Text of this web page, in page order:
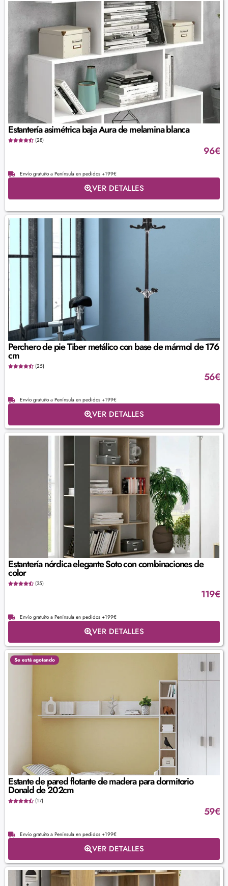
Estantería asimétrica baja Aura de melamina blanca
(28)
96€
Envío gratuito a Península en pedidos +199€
VER DETALLES
Perchero de pie Tiber metálico con base de mármol de 176
cm
(25)
56€
Envío gratuito a Península en pedidos +199€
VER DETALLES
Estantería nórdica elegante Soto con combinaciones de
color
(35)
119€
Envío gratuito a Península en pedidos +199€
VER DETALLES
Se está agotando
Estante de pared flotante de madera para dormitorio
Donald de 202cm
(17)
59€
Envío gratuito a Península en pedidos +199€
VER DETALLES